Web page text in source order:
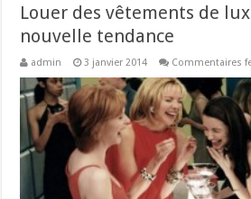
Louer des vêtements de
nouvelle tendance
admin 3 janvier 2014 Commentaires